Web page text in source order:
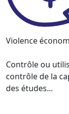
Violence
Contrôle ou
contrôle de la
des études...